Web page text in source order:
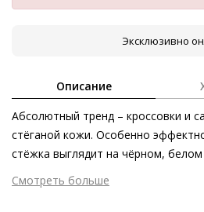
Эксклюзивно
Описание
Абсолютный тренд – кроссовки и
стёганой кожи. Особенно
стёжка выглядит на чёрном,
обошлось в этом сезоне и без
подошвы. Дополнительные
Смотреть больше